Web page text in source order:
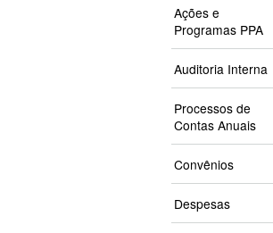
Ações e
Programas PPA
Auditoria Interna
Processos de
Contas Anuais
Convênios
Despesas